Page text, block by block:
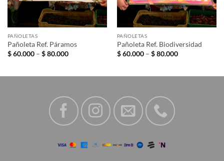
PAÑOLETAS
Pañoleta Ref. Páramos
$60.000 – $80.000Price
$ 80.000
PAÑOLETAS
Pañoleta Ref. Biodiversidad
$60.000 – $80.000Price
$ 80.000